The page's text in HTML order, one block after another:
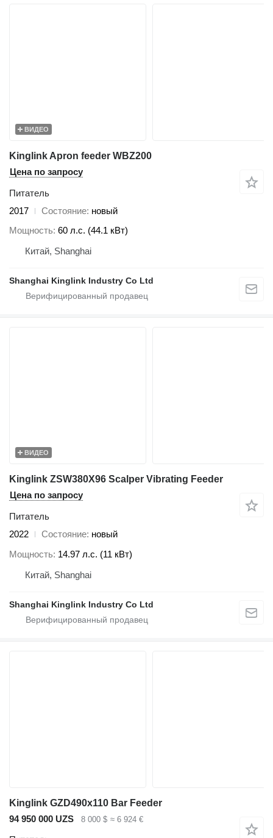
ВИДЕО
Kinglink Apron feeder WBZ200
Цена по запросу
Питатель
2017
Состояние новый
Мощность 60 л.с. (44.1 кВт)
Китай, Shanghai
Shanghai Kinglink Industry Co Ltd
ВИДЕО
Kinglink ZSW380X96 Scalper Vibrating Feeder
Цена по запросу
Питатель
2022
Состояние новый
Мощность 14.97 л.с. (11 кВт)
Китай, Shanghai
Shanghai Kinglink Industry Co Ltd
Kinglink GZD490x110 Bar Feeder
94 950 000 UZS
8 000 $ ≈ 6 924 €